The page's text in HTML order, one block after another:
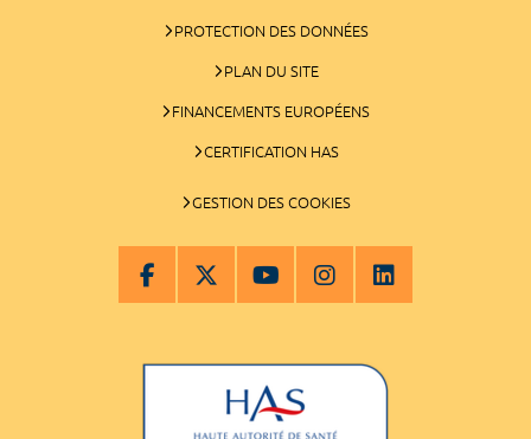
PROTECTION DES DONNÉES
PLAN DU SITE
FINANCEMENTS EUROPÉENS
CERTIFICATION HAS
GESTION DES COOKIES